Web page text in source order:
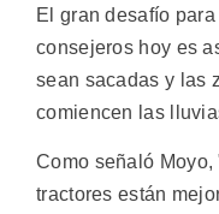
El gran desafío
consejeros hoy es
sean sacadas y las
comiencen las
Como señaló
tractores están